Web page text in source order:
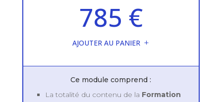
785 €
AJOUTER AU PANIER
Ce module comprend :
La totalité du contenu de la Formation